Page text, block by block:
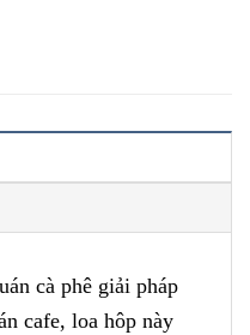
cà phê giải pháp
cafe, loa hôp này